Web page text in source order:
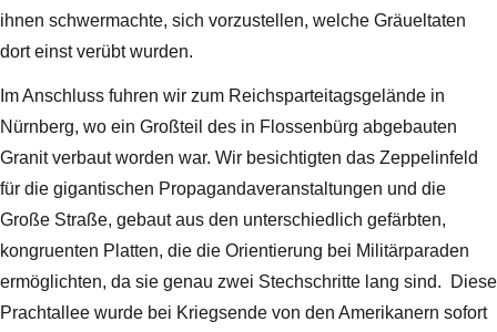
ihnen schwermachte, sich vorzustellen, welche Gräueltaten
dort einst verübt wurden.
Im Anschluss fuhren wir zum Reichsparteitagsgelände in
Nürnberg, wo ein Großteil des in Flossenbürg abgebauten
Granit verbaut worden war. Wir besichtigten das Zeppelinfeld
für die gigantischen Propagandaveranstaltungen und die
Große Straße, gebaut aus den unterschiedlich gefärbten,
kongruenten Platten, die die Orientierung bei Militärparaden
ermöglichten, da sie genau zwei Stechschritte lang sind. Diese
Prachtallee wurde bei Kriegsende von den Amerikanern sofort